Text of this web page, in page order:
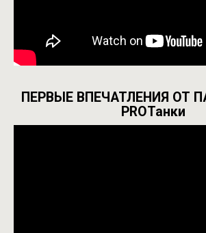
ПЕРВЫЕ ВПЕЧАТЛЕНИЯ ОТ
PROТанки